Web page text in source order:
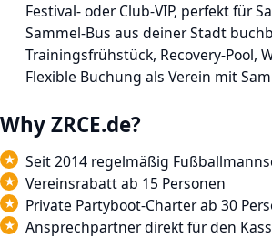
Festival- oder Club-VIP, perfekt für
Sammel-Bus aus deiner Stadt
Trainingsfrühstück, Recovery-Pool,
Flexible Buchung als Verein mit
Why ZRCE.de?
Seit 2014 regelmäßig
Vereinsrabatt ab 15 Personen
Private Partyboot-Charter ab 30
Ansprechpartner direkt für den